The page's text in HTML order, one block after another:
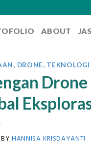
ABOUT
, DRONE, TEKNOLOGI
Drone
BYHANNISA KRISDAYANTI